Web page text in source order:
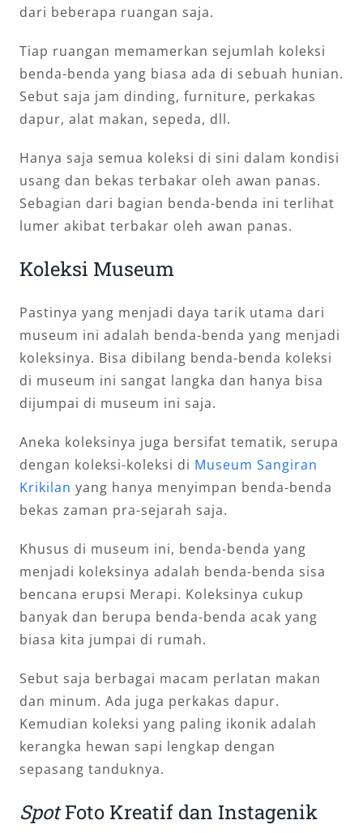
dari beberapa ruangan saja.
Tiap ruangan memamerkan sejumlah koleksi
benda-benda yang biasa ada di sebuah hunian.
Sebut saja jam dinding, furniture, perkakas
dapur, alat makan, sepeda, dll.
Hanya saja semua koleksi di sini dalam kondisi
usang dan bekas terbakar oleh awan panas.
Sebagian dari bagian benda-benda ini terlihat
lumer akibat terbakar oleh awan panas.
Koleksi Museum
Pastinya yang menjadi daya tarik utama dari
museum ini adalah benda-benda yang menjadi
koleksinya. Bisa dibilang benda-benda koleksi
di museum ini sangat langka dan hanya bisa
dijumpai di museum ini saja.
Aneka koleksinya juga bersifat tematik, serupa
dengan koleksi-koleksi di Museum Sangiran
Krikilan yang hanya menyimpan benda-benda
bekas zaman pra-sejarah saja.
Khusus di museum ini, benda-benda yang
menjadi koleksinya adalah benda-benda sisa
bencana erupsi Merapi. Koleksinya cukup
banyak dan berupa benda-benda acak yang
biasa kita jumpai di rumah.
Sebut saja berbagai macam perlatan makan
dan minum. Ada juga perkakas dapur.
Kemudian koleksi yang paling ikonik adalah
kerangka hewan sapi lengkap dengan
sepasang tanduknya.
SpotFoto Kreatif dan Instagenik